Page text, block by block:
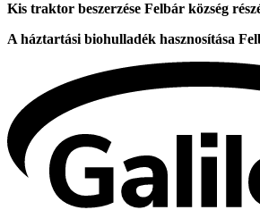
Kis traktor beszerzése Felbár község
A háztartási biohulladék hasznosítása